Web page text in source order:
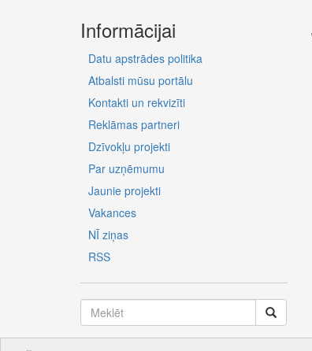
Informācijai
Datu apstrādes politika
Atbalsti mūsu portālu
Kontakti un rekvizīti
Reklāmas partneri
Dzīvokļu projekti
Par uzņēmumu
Jaunie projekti
Vakances
NĪ ziņas
RSS